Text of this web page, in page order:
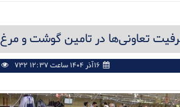
تعاونی‌ها در تامین گوشت و مرغ
۱۶آذر ۱۴۰۴ ساعت ۱۲:۳۷ PM 732